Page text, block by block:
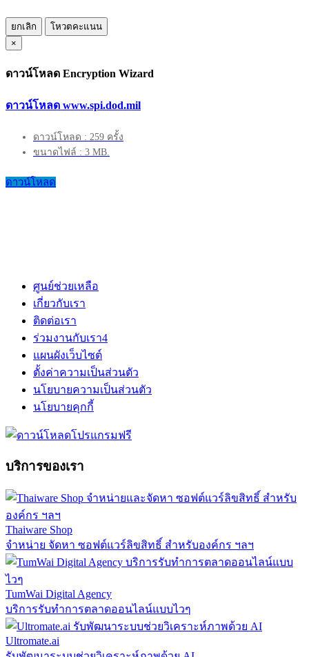
ยกเลิก
โหวตคะแนน
×
ดาวน์โหลด Encryption Wizard
ดาวน์โหลด www.spi.dod.mil
ดาวน์โหลด : 259 ครั้ง
ขนาดไฟล์ : 3 MB.
ดาวน์โหลด
ศูนย์ช่วยเหลือ
เกี่ยวกับเรา
ติดต่อเรา
ร่วมงานกับเรา4
แผนผังเว็บไซต์
ตั้งค่าความเป็นส่วนตัว
นโยบายความเป็นส่วนตัว
นโยบายคุกกี้
บริการของเรา
Thaiware Shop
จำหน่าย จัดหา ซอฟต์แวร์ลิขสิทธิ์ สำหรับองค์กร ฯลฯ
TumWai Digital Agency
บริการรับทำการตลาดออนไลน์แบบไวๆ
Ultromate.ai